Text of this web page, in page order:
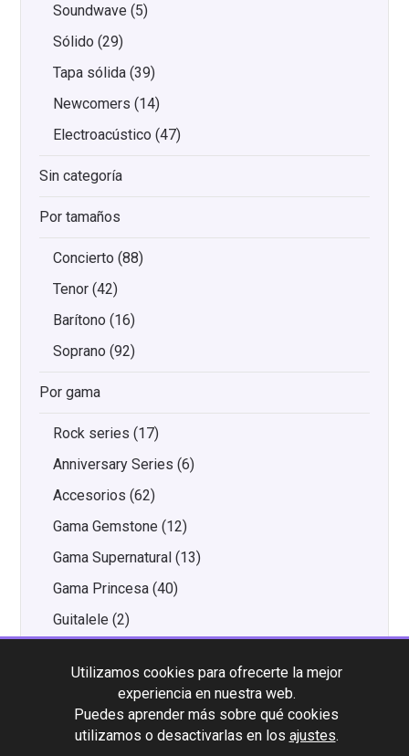
Soundwave (5)
Sólido (29)
Tapa sólida (39)
Newcomers (14)
Electroacústico (47)
Sin categoría
Por tamaños
Concierto (88)
Tenor (42)
Barítono (16)
Soprano (92)
Por gama
Rock series (17)
Anniversary Series (6)
Accesorios (62)
Gama Gemstone (12)
Gama Supernatural (13)
Gama Princesa (40)
Guitalele (2)
Gama natural (15)
Gama Royal (20)
Gama Designer (19)
Utilizamos cookies para ofrecerte la mejor
experiencia en nuestra web.
Puedes aprender más sobre qué cookies
utilizamos o desactivarlas en los ajustes.